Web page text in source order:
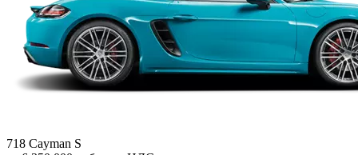
718 Cayman S